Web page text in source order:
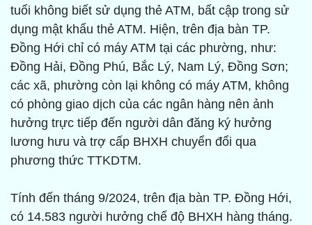
tuổi không biết sử dụng thẻ ATM, bất cập trong sử
dụng mật khẩu thẻ ATM. Hiện, trên địa bàn TP.
Đồng Hới chỉ có máy ATM tại các phường, như:
Đồng Hải, Đồng Phú, Bắc Lý, Nam Lý, Đồng Sơn;
các xã, phường còn lại không có máy ATM, không
có phòng giao dịch của các ngân hàng nên ảnh
hưởng trực tiếp đến người dân đăng ký hưởng
lương hưu và trợ cấp BHXH chuyển đổi qua
phương thức TTKDTM.
Tính đến tháng 9/2024, trên địa bàn TP. Đồng Hới,
có 14.583 người hưởng chế độ BHXH hàng tháng.